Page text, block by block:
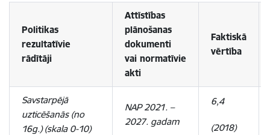
Politikas
rezultatīvie
rādītāji
Attīstības
plānošanas
dokumenti
vai normatīvie
akti
Faktiskā
vērtība
Savstarpējā
uzticēšanās (no
16g.) (skala 0-10)
NAP 2021. –
2027. gadam
6,4
(2018)